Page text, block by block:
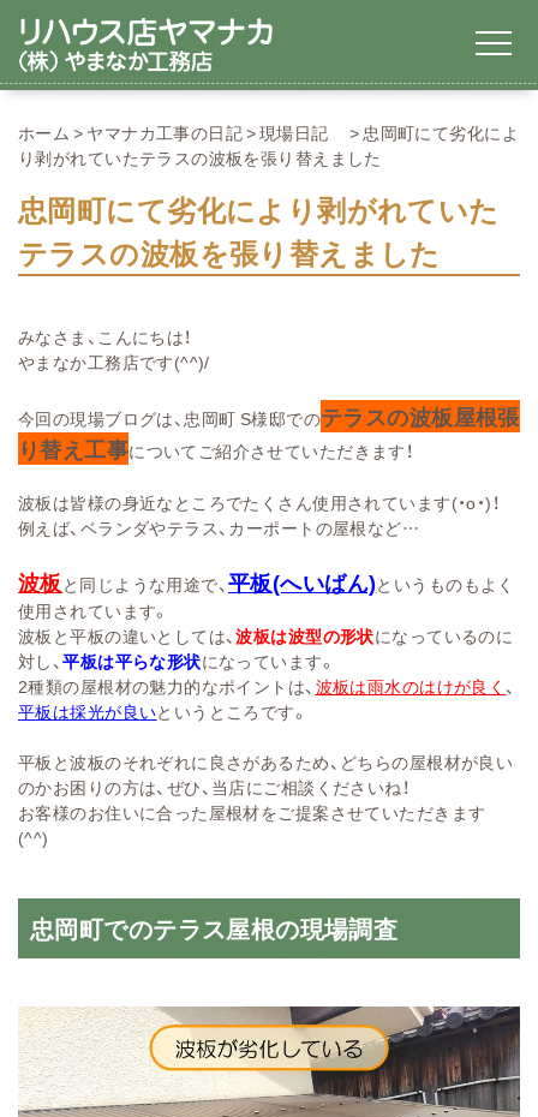
ホーム ヤマナカ工事の日記 現場日記
忠岡町にて劣化によ
り剥がれていたテラスの波板を張り替えました
忠岡町にて劣化により剥がれていた
テラスの波板を張り替えました
みなさま、こんにちは！
やまなか工務店です(^^)/
今回の現場ブログは、忠岡町 S様邸でのテラスの波板屋根張
り替え工事についてご紹介させていただきます！
波板は皆様の身近なところでたくさん使用されています(・o・)！
例えば、ベランダやテラス、カーポートの屋根など…
波板と同じような用途で、平板(へいばん)というものもよく
使用されています。
波板と平板の違いとしては、波板は波型の形状になっているのに
対し、平板は平らな形状になっています。
2種類の屋根材の魅力的なポイントは、 波板は雨水のはけが良く 、
平板は採光が良いというところです。
平板と波板のそれぞれに良さがあるため、どちらの屋根材が良い
のかお困りの方は、ぜひ、当店にご相談くださいね！
お客様のお住いに合った屋根材をご提案させていただきます
(^^)ゞ
忠岡町でのテラス屋根の現場調査